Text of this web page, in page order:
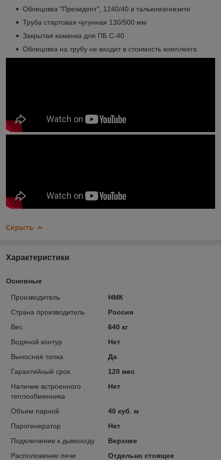
Облицовка "Президент", 1240/40 в талькомагнезите
Труба стартовая чугунная 130/500 мм
Закрытая каменка для ПБ С-40
Облицовка на трубу не входит в стоимость комплекта
Скрыть
Характеристики
Основные
Производитель
НМК
Страна производитель
Россия
Вес
640 кг
Водяной контур
Нет
Выносная топка
Да
Гарантийный срок
120 мес
Наличие встроенного
теплообменника
Нет
Объем парной
40 куб. м
Парогенератор
Нет
Подключение к дымоходу
Верхнее
Расположение печи
Отдельно стоящее